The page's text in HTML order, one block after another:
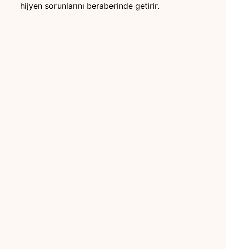
hijyen sorunlarını beraberinde getirir.